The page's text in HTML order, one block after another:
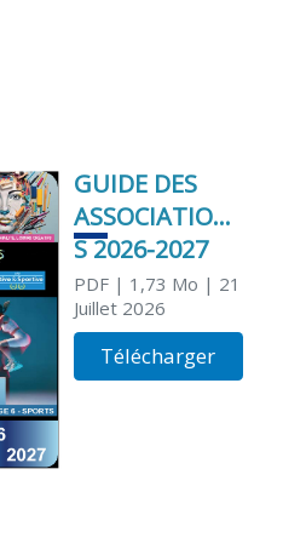
GUIDE DES
ASSOCIATION
S 2026-2027
PDF| 1,73 Mo | 21
Juillet 2026
Télécharger